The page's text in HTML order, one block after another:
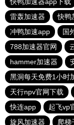
快鸭加速器app下载
雷轰加速器
快鸭
冲鸭加速app
国
788加速器官网
hammer加速器
黑洞每天免费1小时
天行npv官网下载
快连app
起飞vp
旋风加速器
爬梯